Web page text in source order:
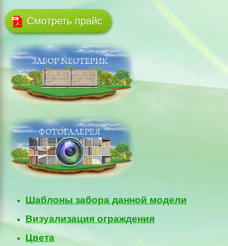
Крышки для заборов
Садовый декор
Шлакоблок
Бордюры,водостоки
Гипсовая плитка
Теплые плитки Полифасад
Цемент, оптовая цена
Выезд на замеры
Смотреть прайс
Шаблоны забора данной модели
Визуализация ограждения
Цвета